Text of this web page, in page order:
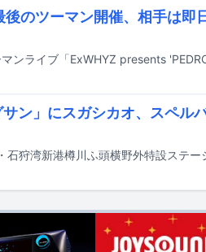
のツーマン開催、相手は即
ン」にスガシカオ、スペル